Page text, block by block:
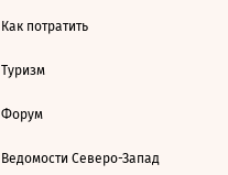
Как потратить
Туризм
Форум
Ведомости Северо-Запад